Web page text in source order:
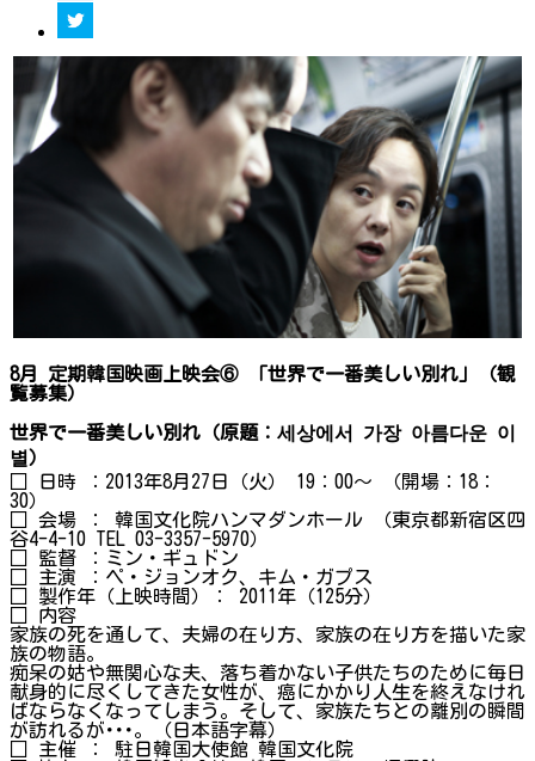
8月 定期韓国映画上映会⑥ 「世界で一番美しい別れ」（観
覧募集）
世界で一番美しい別 れ （原題： 세상에서 가장 아름다운 이
별 ）
□ 日時 ：2013年8月27日（火） 19：00～ （開場：18：
30）
□ 会場 ： 韓国文化院ハンマダンホール （東京都新宿区四
谷4-4-10 TEL 03-3357-5970）
□ 監督 ：ミン・ギュドン
□ 主演 ：ペ・ジョンオク、キム・ガプス
□ 製作年（上映時間）： 2011年（125分）
□ 内容
家族の死を通して、夫婦の在り方、家族の在り方を描いた家
族の物語。
痴呆の姑や無関心な夫、落ち着かない子供たちのために毎日
献身的に尽くしてきた女性が、癌にかかり人生を終えなけれ
ばならなくなってしまう。そして、家族たちとの離別の瞬間
が訪れるが･･･。（日本語字幕）
□ 主催 ： 駐日韓国大使館 韓国文化院